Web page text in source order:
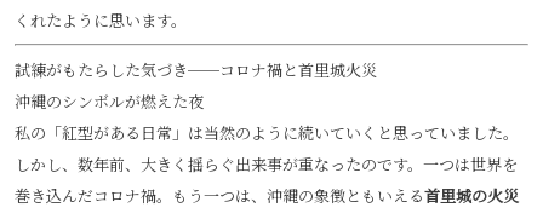
くれたように思います。
試練がもたらした気づき──コロナ禍と首里城火災
沖縄のシンボルが燃えた夜
私の「紅型がある日常」は当然のように続いていくと思っていました。
しかし、数年前、大きく揺らぐ出来事が重なったのです。一つは世界を
巻き込んだコロナ禍。もう一つは、沖縄の象徴ともいえる首里城の火災